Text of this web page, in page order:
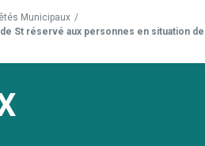
Municipaux /
St réservé aux personnes en situation